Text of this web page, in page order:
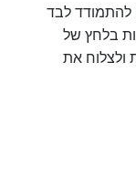
להתמודד לבד
בלחץ של
ולצלוח את